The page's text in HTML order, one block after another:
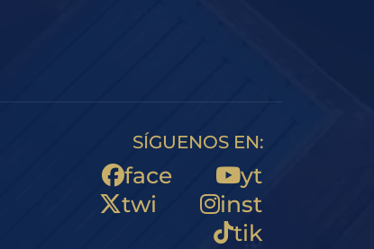
SÍGUENOS EN:
face
yt
twi
inst
tik